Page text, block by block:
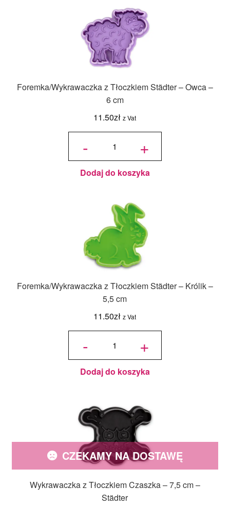
Foremka/Wykrawaczka z Tłoczkiem Städter – Owca –
6 cm
11.50zł z Vat
-
ilość
z Tłoczkiem Städter -
Owca - 6 cm +
Dodaj do koszyka
Foremka/Wykrawaczka z Tłoczkiem Städter – Królik –
5,5 cm
11.50zł z Vat
-
ilość
z Tłoczkiem Städter -
Królik - 5,5 cm +
Dodaj do koszyka
Wykrawaczka z Tłoczkiem Czaszka – 7,5 cm –
Städter
CZEKAMY NA DOSTAWĘ